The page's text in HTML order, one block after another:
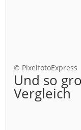
© PixelfotoExpress
Und so
Vergleich